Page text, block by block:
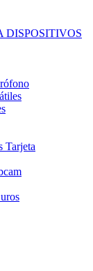
DISPOSITIVOS
Tarjeta